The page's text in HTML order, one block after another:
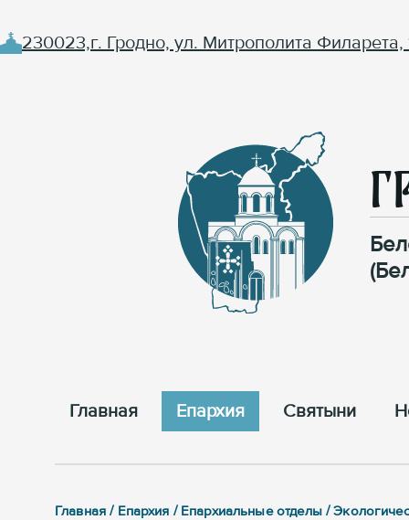
230023,г. Гродно, ул. Митрополита Филарета,
Главная Епархия Cвятыни
Главная / Епархия / Епархиальные отделы /